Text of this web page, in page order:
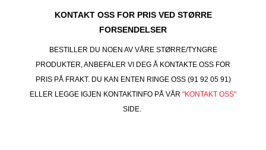
KONTAKT OSS FOR PRIS VED STØRRE
FORSENDELSER
BESTILLER DU NOEN AV VÅRE STØRRE/TYNGRE
PRODUKTER, ANBEFALER VI DEG Å KONTAKTE OSS FOR
PRIS PÅ FRAKT. DU KAN ENTEN RINGE OSS (91 92 05 91)
ELLER LEGGE IGJEN KONTAKTINFO PÅ VÅR "KONTAKT OSS"
SIDE.